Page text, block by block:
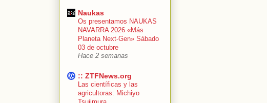
Naukas
Os presentamos NAUKAS
NAVARRA 2026 «Más
Planeta Next-Gen» Sábado
03 de octubre
Hace 2 semanas
:: ZTFNews.org
Las científicas y las
agricultoras: Michiyo